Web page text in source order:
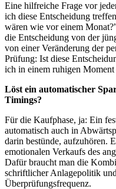
Eine hilfreiche Frage vor
ich diese Entscheidung
wären wie vor einem
die Entscheidung von der
von einer Veränderung der
Prüfung: Ist diese
ich in einem ruhigen Moment
Löst ein automatischer
Timings?
Für die Kaufphase, ja: Ein
automatisch auch in
darin bestünde, aufzuhören.
emotionalen Verkaufs des
Dafür braucht man die
schriftlicher Anlagepolitik
Überprüfungsfrequenz.